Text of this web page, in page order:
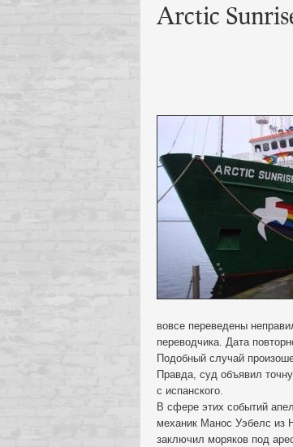
Arctic
вовсе переведены
переводчика. Дата
Подобный случай
Правда, суд объявил
с испанского.
В сфере этих событий
механик Манос Уэбелс из
заключил моряков под